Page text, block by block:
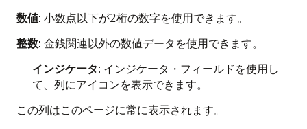
数値: 小数点以下が2桁の数字を使用できます。
整数: 金銭関連以外の数値データを使用できます。
インジケータ: インジケータ・フィールドを使用し
て、列にアイコンを表示できます。
この列はこのページに常に表示されます。